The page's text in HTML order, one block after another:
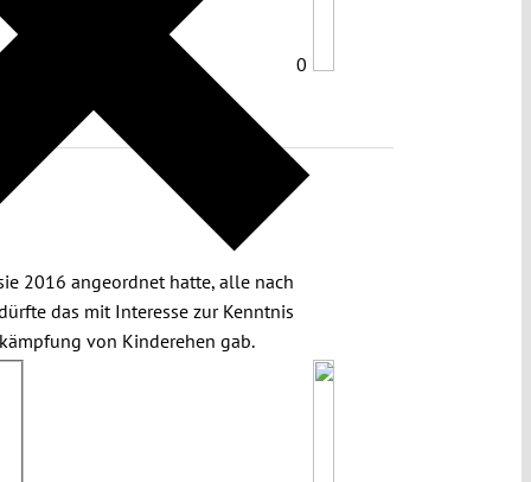
0
2016 angeordnet hatte, alle nach
das mit Interesse zur Kenntnis
von Kinderehen gab.